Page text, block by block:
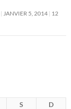
JANVIER 5, 2014 12
S
D